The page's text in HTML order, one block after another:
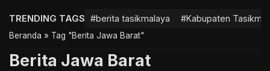
TRENDING TAGS #berita tasikmalaya #Kabupaten
Beranda » Tag "Berita Jawa Barat"
Berita Jawa Barat